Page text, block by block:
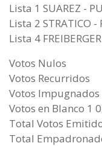
Lista 1 SUAREZ -
Lista 2 STRATICO -
Lista 4
Votos Nulos
Votos Recurridos
Votos Impugnados
Votos en Blanco 1
Total Votos
Total